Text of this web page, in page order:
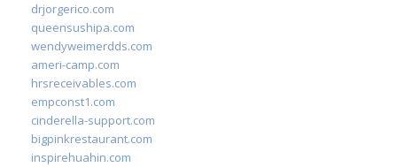
drjorgerico.com
queensushipa.com
wendyweimerdds.com
ameri-camp.com
hrsreceivables.com
empconst1.com
cinderella-support.com
bigpinkrestaurant.com
inspirehuahin.com